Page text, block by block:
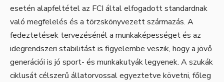
esetén alapfeltétel az FCI által elfogadott standardnak
való megfelelés és a törzskönyvezett származás. A
fedeztetések tervezésénél a munkaképességet és az
idegrendszeri stabilitást is figyelembe veszik, hogy a jövő
generációi is jó sport- és munkakutyák legyenek. A szukák
ciklusát célszerű állatorvossal egyeztetve követni, főleg